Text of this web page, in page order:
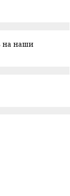
на наши